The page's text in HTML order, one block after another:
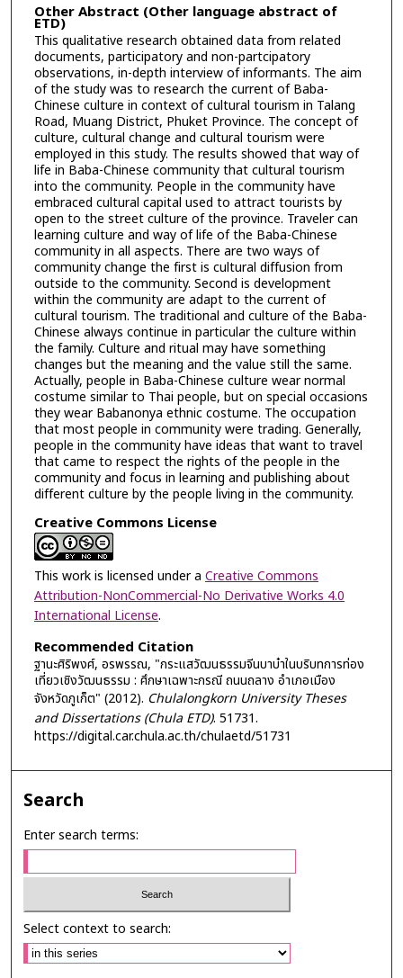
Other Abstract (Other language abstract of
ETD)
This qualitative research obtained data from related
documents, participatory and non-partcipatory
observations, in-depth interview of informants. The aim
of the study was to research the current of Baba-
Chinese culture in context of cultural tourism in Talang
Road, Muang District, Phuket Province. The concept of
culture, cultural change and cultural tourism were
employed in this study. The results showed that way of
life in Baba-Chinese community that cultural tourism
into the community. People in the community have
embraced cultural capital used to attract tourists by
open to the street culture of the province. Traveler can
learning culture and way of life of the Baba-Chinese
community in all aspects. There are two ways of
community change the first is cultural diffusion from
outside to the community. Second is development
within the community are adapt to the current of
cultural tourism. The traditional and culture of the Baba-
Chinese always continue in particular the culture within
the family. Culture and ritual may have something
changes but the meaning and the value still the same.
Actually, people in Baba-Chinese culture wear normal
costume similar to Thai people, but on special occasions
they wear Babanonya ethnic costume. The occupation
that most people in community were trading. Generally,
people in the community have ideas that want to travel
that came to respect the rights of the people in the
community and focus in learning and publishing about
different culture by the people living in the community.
Creative Commons License
This work is licensed under a Creative Commons
Attribution-NonCommercial-No Derivative Works 4.0
International License.
Recommended Citation
ฐานะศิริพงศ์, อรพรรณ, "กระแสวัฒนธรรมจีนบาบ๋าในบริบทการท่อง
เที่ยวเชิงวัฒนธรรม : ศึกษาเฉพาะกรณี ถนนถลาง อำเภอเมือง
จังหวัดภูเก็ต" (2012). Chulalongkorn University Theses
and Dissertations (Chula ETD). 51731.
https://digital.car.chula.ac.th/chulaetd/51731
Search
Enter search terms:
Select context to search: